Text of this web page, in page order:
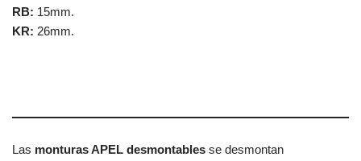
RB: 15mm.
KR: 26mm.
Las monturas APEL desmontables se desmontan